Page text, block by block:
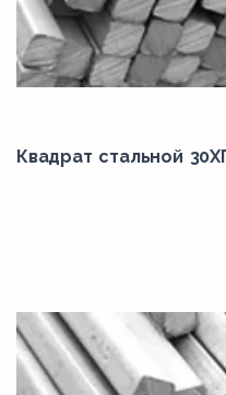
Квадрат стальной